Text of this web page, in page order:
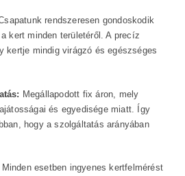
rendszeresen gondoskodik
kert minden területéről. A precíz
kertje mindig virágzó és egészséges
Megállapodott fix áron, mely
és egyedisége miatt. Így
hogy a szolgáltatás arányában
Minden esetben ingyenes kertfelmérést